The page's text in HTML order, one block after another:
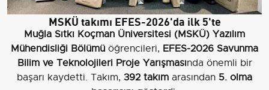
MSKÜ takımı EFES-2026'da ilk 5'te
Muğla Sıtkı Koçman Üniversitesi (MSKÜ) Yazılım
Mühendisliği Bölümü öğrencileri, EFES-2026 Savunma
Bilim ve Teknolojileri Proje Yarışmasında önemli bir
başarı kaydetti. Takım, 392 takım arasından 5. olma